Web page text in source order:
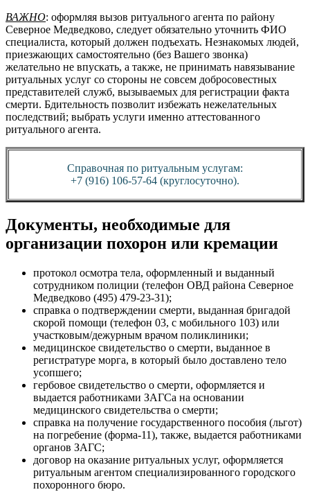
ВАЖНО: оформляя вызов ритуального агента по району
Северное Медведково, следует обязательно уточнить ФИО
специалиста, который должен подъехать. Незнакомых людей,
приезжающих самостоятельно (без Вашего звонка)
желательно не впускать, а также, не принимать навязывание
ритуальных услуг со стороны не совсем добросовестных
представителей служб, вызываемых для регистрации факта
смерти. Бдительность позволит избежать нежелательных
последствий; выбрать услуги именно аттестованного
ритуального агента.
Справочная по ритуальным услугам:
+7 (916) 106-57-64 (круглосуточно).
Документы, необходимые для
организации похорон или кремации
протокол осмотра тела, оформленный и выданный
сотрудником полиции (телефон ОВД района Северное
Медведково (495) 479-23-31);
справка о подтверждении смерти, выданная бригадой
скорой помощи (телефон 03, с мобильного 103) или
участковым/дежурным врачом поликлиники;
медицинское свидетельство о смерти, выданное в
регистратуре морга, в который было доставлено тело
усопшего;
гербовое свидетельство о смерти, оформляется и
выдается работниками ЗАГСа на основании
медицинского свидетельства о смерти;
справка на получение государственного пособия (льгот)
на погребение (форма-11), также, выдается работниками
органов ЗАГС;
договор на оказание ритуальных услуг, оформляется
ритуальным агентом специализированного городского
похоронного бюро.